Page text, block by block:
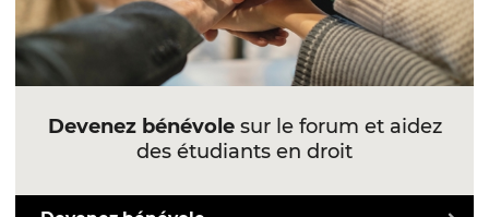
Devenez bénévolesur le forum et aidez
des étudiants en droit